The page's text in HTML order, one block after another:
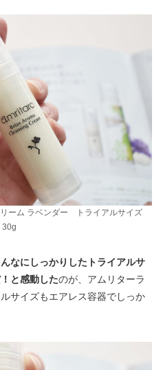
ーム ラベンダー トライアルサイズ
30g
なにしっかりしたトライアルサ
と感動したのが、アムリターラ
サイズもエアレス容器でしっか